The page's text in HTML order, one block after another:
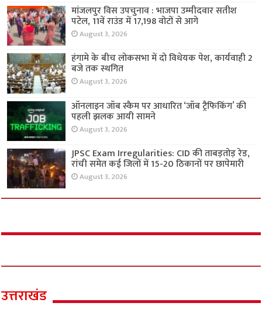
मांजलपुर विस उपचुनाव : भाजपा उम्मीदवार सतीश
पटेल, 11वें राउंड में 17,198 वोटों से आगे
August 3, 2026
हंगामे के बीच लोकसभा में दो विधेयक पेश, कार्यवाही 2
बजे तक स्थगित
August 3, 2026
ऑनलाइन जॉब स्कैम पर आधारित ‘जॉब ट्रैफिकिंग’ की
पहली झलक आयी सामने
August 3, 2026
JPSC Exam Irregularities: CID की ताबड़तोड़ रेड,
रांची समेत कई जिलों में 15-20 ठिकानों पर छापेमारी
August 3, 2026
उत्तराखंड